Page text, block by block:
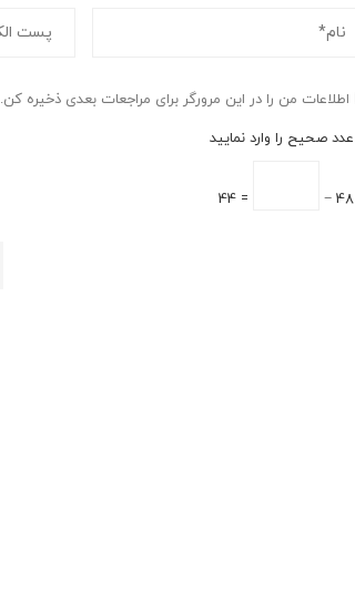
اطلاعات من را در این مرورگر برای مراجعات بعدی ذخیره کن.
عدد صحیح را وارد نمایید
48 −
= 44